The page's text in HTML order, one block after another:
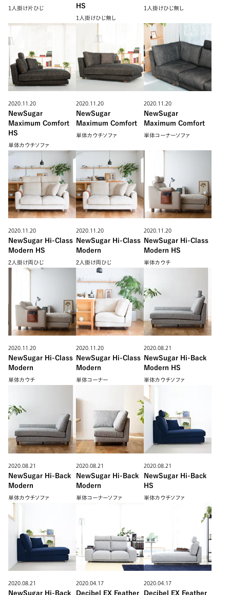
1人掛け片ひじ
HS
1人掛けひじ無し
1人掛けひじ無し
2020.11.20
NewSugar
Maximum Comfort
HS
単体カウチソファ
2020.11.20
NewSugar
Maximum Comfort
単体カウチソファ
2020.11.20
NewSugar
Maximum Comfort
単体コーナーソファ
2020.11.20
NewSugar Hi-Class
Modern HS
2人掛け両ひじ
2020.11.20
NewSugar Hi-Class
Modern
2人掛け両ひじ
2020.11.20
NewSugar Hi-Class
Modern HS
単体カウチ
2020.11.20
NewSugar Hi-Class
Modern
単体カウチ
2020.11.20
NewSugar Hi-Class
Modern
単体コーナー
2020.08.21
NewSugar Hi-Back
Modern HS
単体カウチソファ
2020.08.21
NewSugar Hi-Back
Modern
単体カウチソファ
2020.08.21
NewSugar Hi-Back
Modern
単体コーナーソファ
2020.08.21
NewSugar Hi-Back
HS
単体カウチソファ
2020.08.21
NewSugar Hi-Back
2020.04.17
Decibel EX Feather
2020.04.17
Decibel EX Feather